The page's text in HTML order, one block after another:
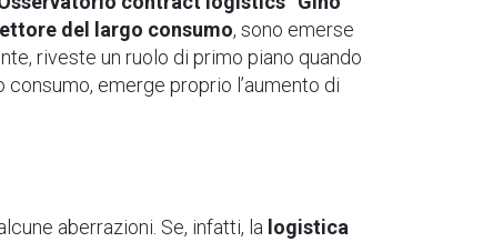
del largo consumo, sono emerse
riveste un ruolo di primo piano quando
emerge proprio l’aumento di
aberrazioni. Se, infatti, la logistica